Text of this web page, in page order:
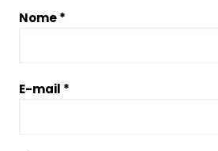
Nome*
E-mail *